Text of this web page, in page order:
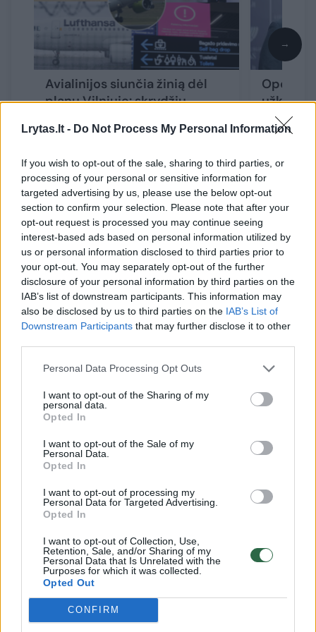
Lrytas.lt - Do Not Process My Personal Information
If you wish to opt-out of the sale, sharing to third parties, or
processing of your personal or sensitive information for
targeted advertising by us, please use the below opt-out
section to confirm your selection. Please note that after your
opt-out request is processed you may continue seeing
interest-based ads based on personal information utilized by
us or personal information disclosed to third parties prior to
your opt-out. You may separately opt-out of the further
disclosure of your personal information by third parties on the
IAB’s list of downstream participants. This information may
also be disclosed by us to third parties on the IAB’s List of
Downstream Participants that may further disclose it to other
Personal Data Processing Opt Outs
I want to opt-out of the Sharing of my
personal data.
Opted In
I want to opt-out of the Sale of my
Personal Data.
Opted In
I want to opt-out of processing my
Personal Data for Targeted Advertising.
Opted In
I want to opt-out of Collection, Use,
Retention, Sale, and/or Sharing of my
Personal Data that Is Unrelated with the
Purposes for which it was collected.
Opted Out
CONFIRM
Avialinijos siunčia žinią dėl
planų Vilniuje: skrydžių
ne vienintelė išeitis(4)
→
Pokalbyje su premjere dalyvavo opozicinių
konservatorių, liberalų, demokratų „Vardan
Lietuvos“ lyderiai bei Mišrios seimo narių
grupės frakcijos seniūnas.
Konservatorių pirmininkas L. Kasčiūnas po
susitikimo tikino, kad jeigu sprendžiant
balionų krizę Lietuvai nepavyktų pasiekti
rezultatų bendradarbiaujant su Jungtinėmis
Amerikos Valstijomis (JAV), reikėtų imtis
konkretaus plano, kurį politikas pavadino
Savo ruožtu premjerė tikino išgirdusi
naudingų frakcijų lyderių įžvalgų ir pabrėžė,
kad tokio formato susitikimus planuojama
rengti toliau.